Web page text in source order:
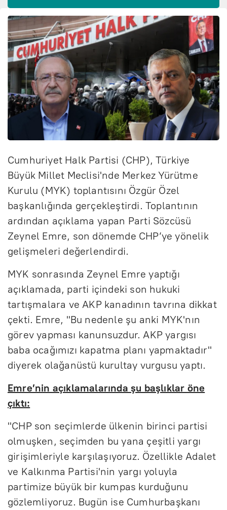
Cumhuriyet Halk Partisi (CHP), Türkiye
Büyük Millet Meclisi'nde Merkez Yürütme
Kurulu (MYK) toplantısını Özgür Özel
başkanlığında gerçekleştirdi. Toplantının
ardından açıklama yapan Parti Sözcüsü
Zeynel Emre, son dönemde CHP’ye yönelik
gelişmeleri değerlendirdi.
MYK sonrasında Zeynel Emre yaptığı
açıklamada, parti içindeki son hukuki
tartışmalara ve AKP kanadının tavrına dikkat
çekti. Emre, "Bu nedenle şu anki MYK'nın
görev yapması kanunsuzdur. AKP yargısı
baba ocağımızı kapatma planı yapmaktadır"
diyerek olağanüstü kurultay vurgusu yaptı.
Emre’nin açıklamalarında şu başlıklar öne
çıktı:
"CHP son seçimlerde ülkenin birinci partisi
olmuşken, seçimden bu yana çeşitli yargı
girişimleriyle karşılaşıyoruz. Özellikle Adalet
ve Kalkınma Partisi'nin yargı yoluyla
partimize büyük bir kumpas kurduğunu
gözlemliyoruz. Bugün ise Cumhurbaşkanı